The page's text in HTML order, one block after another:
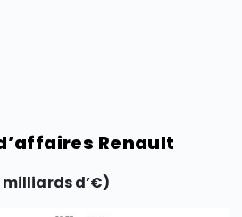
Renault
milliards d’€)